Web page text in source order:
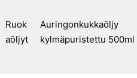
Ruok
aöljyt
Auringonkukkaöljy
kylmäpuristettu 500ml